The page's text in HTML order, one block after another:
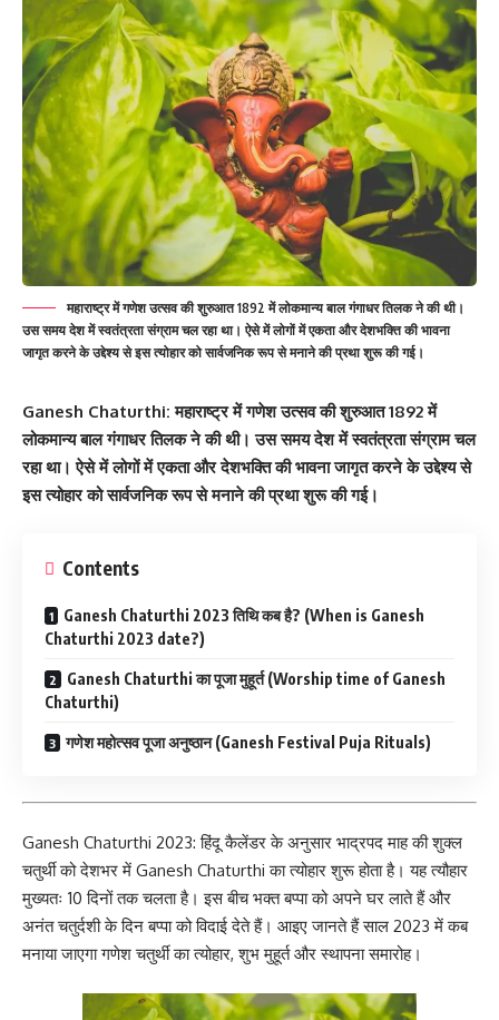
महाराष्ट्र में गणेश उत्सव की शुरुआत 1892 में लोकमान्य बाल गंगाधर तिलक ने की थी।
उस समय देश में स्वतंत्रता संग्राम चल रहा था। ऐसे में लोगों में एकता और देशभक्ति की भावना
जागृत करने के उद्देश्य से इस त्योहार को सार्वजनिक रूप से मनाने की प्रथा शुरू की गई।
Ganesh Chaturthi: महाराष्ट्र में गणेश उत्सव की शुरुआत 1892 में
लोकमान्य बाल गंगाधर तिलक ने की थी। उस समय देश में स्वतंत्रता संग्राम चल
रहा था। ऐसे में लोगों में एकता और देशभक्ति की भावना जागृत करने के उद्देश्य से
इस त्योहार को सार्वजनिक रूप से मनाने की प्रथा शुरू की गई।
Contents
Ganesh Chaturthi 2023 तिथि कब है? (When is Ganesh
Chaturthi 2023 date?)
Ganesh Chaturthi का पूजा मुहूर्त (Worship time of Ganesh
Chaturthi)
गणेश महोत्सव पूजा अनुष्ठान (Ganesh Festival Puja Rituals)
Ganesh Chaturthi 2023: हिंदू कैलेंडर के अनुसार भाद्रपद माह की शुक्ल
चतुर्थी को देशभर में Ganesh Chaturthi का त्योहार शुरू होता है। यह त्यौहार
मुख्यतः 10 दिनों तक चलता है। इस बीच भक्त बप्पा को अपने घर लाते हैं और
अनंत चतुर्दशी के दिन बप्पा को विदाई देते हैं। आइए जानते हैं साल 2023 में कब
मनाया जाएगा गणेश चतुर्थी का त्योहार, शुभ मुहूर्त और स्थापना समारोह।